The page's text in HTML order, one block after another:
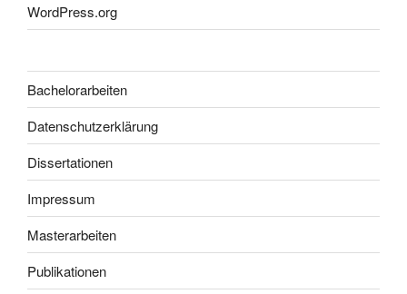
WordPress.org
Bachelorarbeiten
Datenschutzerklärung
Dissertationen
Impressum
Masterarbeiten
Publikationen